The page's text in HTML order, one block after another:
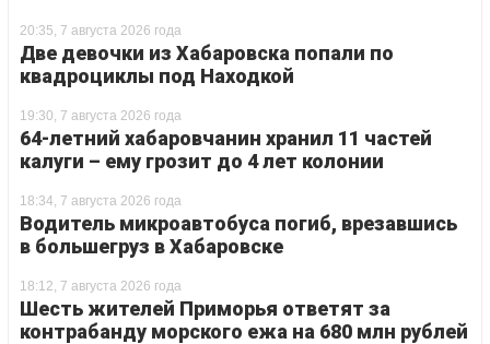
20:35, 7 августа 2026 года
Две девочки из Хабаровска попали по
квадроциклы под Находкой
19:30, 7 августа 2026 года
64-летний хабаровчанин хранил 11 частей
калуги – ему грозит до 4 лет колонии
18:34, 7 августа 2026 года
Водитель микроавтобуса погиб, врезавшись
в большегруз в Хабаровске
18:12, 7 августа 2026 года
Шесть жителей Приморья ответят за
контрабанду морского ежа на 680 млн рублей